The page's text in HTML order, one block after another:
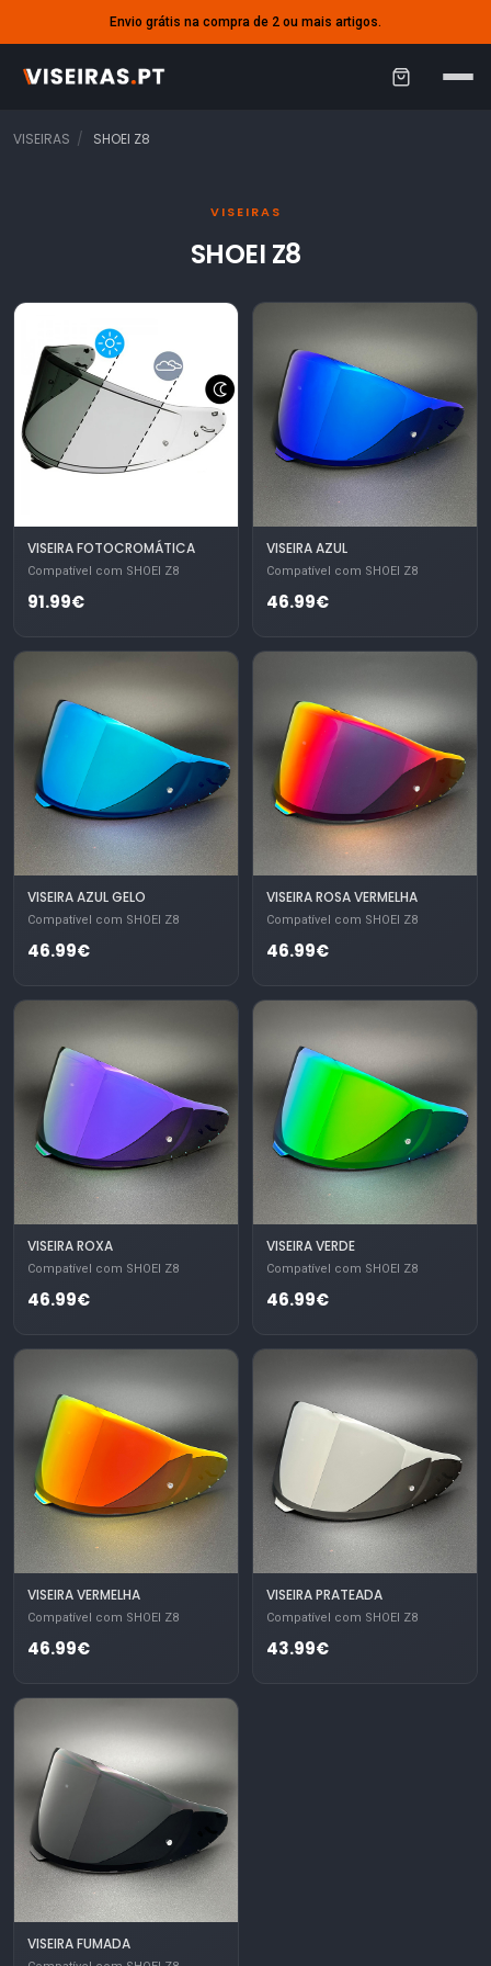
Envio grátis na compra de 2 ou mais artigos.
C
VISEIRAS SHOEI Z8
VISEIRAS
SHOEI Z8
VISEIRA FOTOCROMÁTICA
Compatível com SHOEI Z8
91.99€
VISEIRA AZUL
Compatível com SHOEI Z8
46.99€
VISEIRA AZUL GELO
Compatível com SHOEI Z8
46.99€
VISEIRA ROSA VERMELHA
Compatível com SHOEI Z8
46.99€
VISEIRA ROXA
Compatível com SHOEI Z8
46.99€
VISEIRA VERDE
Compatível com SHOEI Z8
46.99€
VISEIRA VERMELHA
Compatível com SHOEI Z8
46.99€
VISEIRA PRATEADA
Compatível com SHOEI Z8
43.99€
VISEIRA FUMADA